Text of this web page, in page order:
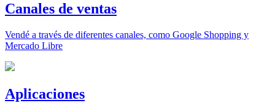
Canales de ventas
Vendé a través de diferentes canales, como Google Shopping y
Mercado Libre
Aplicaciones